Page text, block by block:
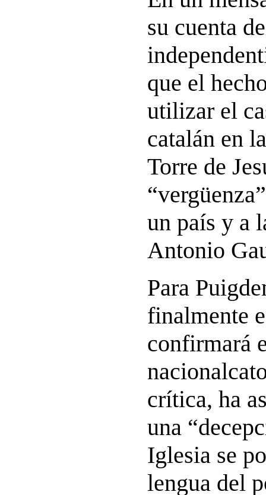
su cuenta
que el
utilizar el
catalán en
Torre de
un país y a
Antonio
Para
finalmente
confirmará
crítica, ha
una
Iglesia se
lengua del